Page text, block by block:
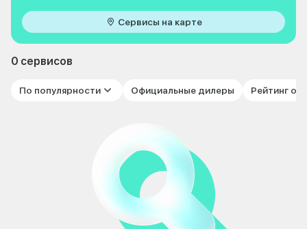
Сервисы на карте
0 сервисов
По популярности Официальные дилеры Рейтинг